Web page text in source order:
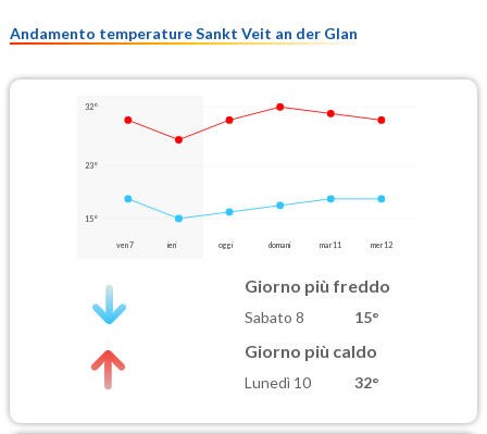
Andamento temperature Sankt Veit an der Glan
32°
23°
15°
ven 7 ieri oggi domani mar 11 mer 12
Giorno più freddo
Sabato 8 15°
Giorno più caldo
Lunedì 10 32°